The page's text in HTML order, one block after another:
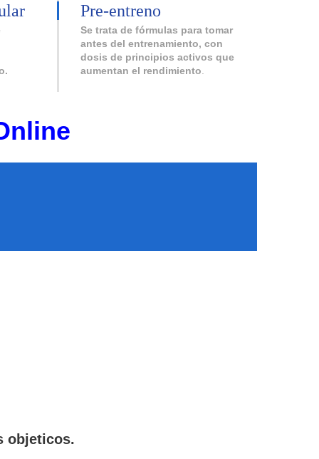
Pre-entreno
Se trata de fórmulas para tomar
antes del entrenamiento, con
dosis de principios activos que
aumentan el rendimiento
objeticos.